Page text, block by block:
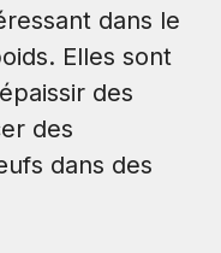
dans le
Elles sont
des
des
dans des